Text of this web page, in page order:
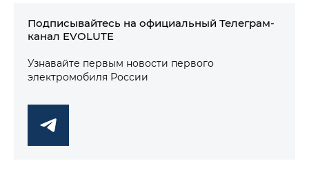
Подписывайтесь на официальный Телеграм-
канал EVOLUTE
Узнавайте первым новости первого
электромобиля России